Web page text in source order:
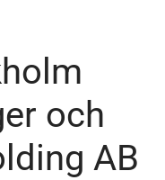
och
AB